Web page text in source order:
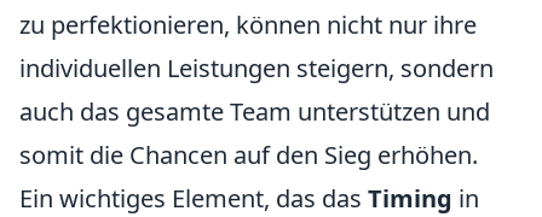
zu perfektionieren, können nicht nur ihre
individuellen Leistungen steigern, sondern
auch das gesamte Team unterstützen und
somit die Chancen auf den Sieg erhöhen.
Ein wichtiges Element, das das Timing in